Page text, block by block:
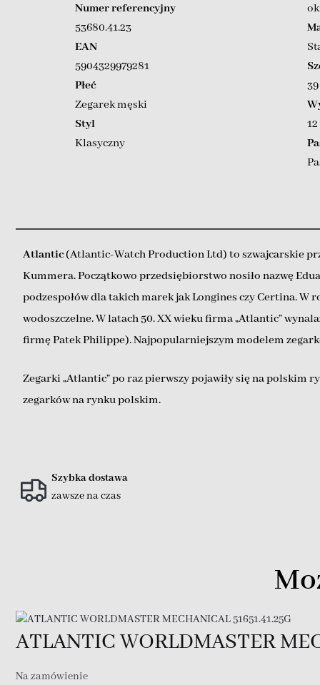
Numer referencyjny
53680.41.23
EAN
5904329979281
Płeć
Zegarek męski
Styl
Klasyczny
Atlantic(Atlantic-Watch Production Ltd) to szwajcarskie
Kummera. Początkowo przedsiębiorstwo nosiło nazwę
podzespołów dla takich marek jak Longines czy Certina. W
wodoszczelne. W latach 50. XX wieku firma „Atlantic”
firmę Patek Philippe). Najpopularniejszym modelem
Zegarki „Atlantic” po raz pierwszy pojawiły się na polskim
zegarków na rynku polskim.
Szybka dostawa
zawsze na czas
ATLANTIC WORLDMASTER
Na zamówienie